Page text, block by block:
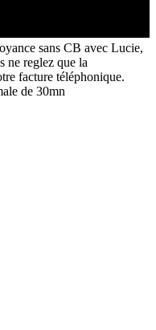
sans CB avec Lucie,
ne reglez que la
facture téléphonique.
de 30mn